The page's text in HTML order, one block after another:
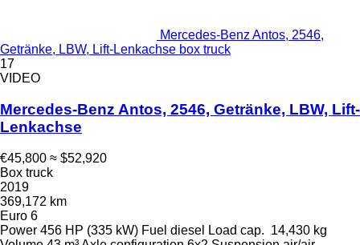
Mercedes-Benz Antos, 2546,
Getränke, LBW, Lift-Lenkachse box truck
17
VIDEO
Mercedes-Benz Antos, 2546, Getränke, LBW, Lift-
Lenkachse
€45,800 ≈ $52,920
Box truck
2019
369,172 km
Euro 6
Power 456 HP (335 kW) Fuel diesel Load cap. 14,430 kg